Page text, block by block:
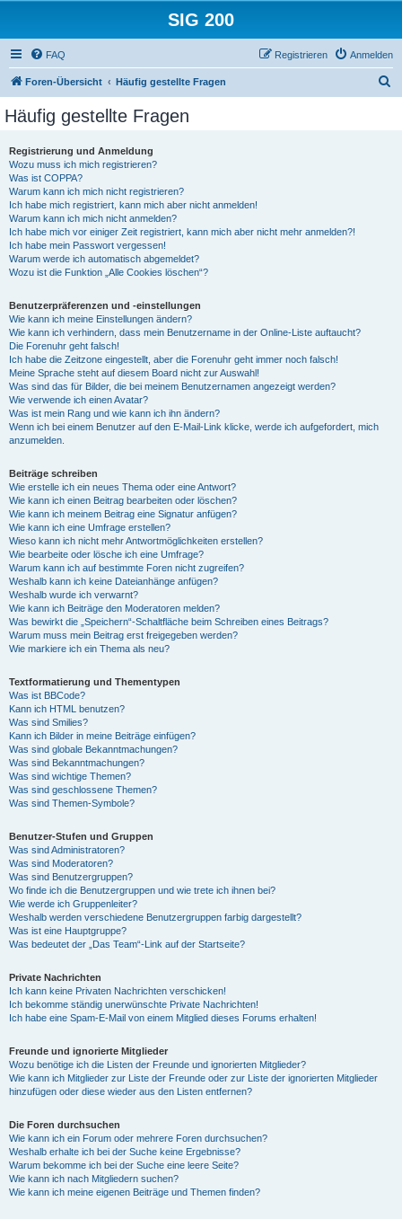
SIG 200
FAQ Anmelden
Registrieren
Foren-Übersicht Häufig gestellte Fragen
Häufig gestellte Fragen
Registrierung und Anmeldung
Wozu muss ich mich registrieren?
Was ist COPPA?
Warum kann ich mich nicht registrieren?
Ich habe mich registriert, kann mich aber nicht anmelden!
Warum kann ich mich nicht anmelden?
Ich habe mich vor einiger Zeit registriert, kann mich aber nicht mehr anmelden?!
Ich habe mein Passwort vergessen!
Warum werde ich automatisch abgemeldet?
Wozu ist die Funktion „Alle Cookies löschen“?
Benutzerpräferenzen und -einstellungen
Wie kann ich meine Einstellungen ändern?
Wie kann ich verhindern, dass mein Benutzername in der Online-Liste auftaucht?
Die Forenuhr geht falsch!
Ich habe die Zeitzone eingestellt, aber die Forenuhr geht immer noch falsch!
Meine Sprache steht auf diesem Board nicht zur Auswahl!
Was sind das für Bilder, die bei meinem Benutzernamen angezeigt werden?
Wie verwende ich einen Avatar?
Was ist mein Rang und wie kann ich ihn ändern?
Wenn ich bei einem Benutzer auf den E-Mail-Link klicke, werde ich aufgefordert, mich
anzumelden.
Beiträge schreiben
Wie erstelle ich ein neues Thema oder eine Antwort?
Wie kann ich einen Beitrag bearbeiten oder löschen?
Wie kann ich meinem Beitrag eine Signatur anfügen?
Wie kann ich eine Umfrage erstellen?
Wieso kann ich nicht mehr Antwortmöglichkeiten erstellen?
Wie bearbeite oder lösche ich eine Umfrage?
Warum kann ich auf bestimmte Foren nicht zugreifen?
Weshalb kann ich keine Dateianhänge anfügen?
Weshalb wurde ich verwarnt?
Wie kann ich Beiträge den Moderatoren melden?
Was bewirkt die „Speichern“-Schaltfläche beim Schreiben eines Beitrags?
Warum muss mein Beitrag erst freigegeben werden?
Wie markiere ich ein Thema als neu?
Textformatierung und Thementypen
Was ist BBCode?
Kann ich HTML benutzen?
Was sind Smilies?
Kann ich Bilder in meine Beiträge einfügen?
Was sind globale Bekanntmachungen?
Was sind Bekanntmachungen?
Was sind wichtige Themen?
Was sind geschlossene Themen?
Was sind Themen-Symbole?
Benutzer-Stufen und Gruppen
Was sind Administratoren?
Was sind Moderatoren?
Was sind Benutzergruppen?
Wo finde ich die Benutzergruppen und wie trete ich ihnen bei?
Wie werde ich Gruppenleiter?
Weshalb werden verschiedene Benutzergruppen farbig dargestellt?
Was ist eine Hauptgruppe?
Was bedeutet der „Das Team“-Link auf der Startseite?
Private Nachrichten
Ich kann keine Privaten Nachrichten verschicken!
Ich bekomme ständig unerwünschte Private Nachrichten!
Ich habe eine Spam-E-Mail von einem Mitglied dieses Forums erhalten!
Freunde und ignorierte Mitglieder
Wozu benötige ich die Listen der Freunde und ignorierten Mitglieder?
Wie kann ich Mitglieder zur Liste der Freunde oder zur Liste der ignorierten Mitglieder
hinzufügen oder diese wieder aus den Listen entfernen?
Die Foren durchsuchen
Wie kann ich ein Forum oder mehrere Foren durchsuchen?
Weshalb erhalte ich bei der Suche keine Ergebnisse?
Warum bekomme ich bei der Suche eine leere Seite?
Wie kann ich nach Mitgliedern suchen?
Wie kann ich meine eigenen Beiträge und Themen finden?